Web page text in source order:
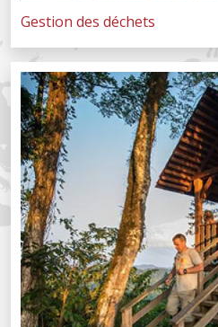
Gestion des déchets